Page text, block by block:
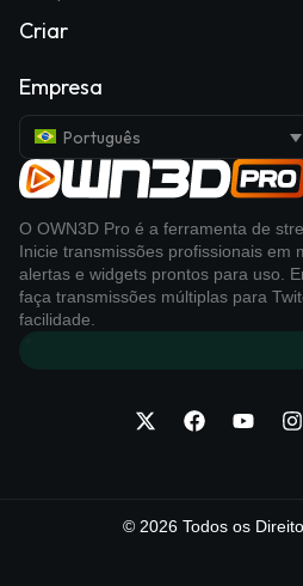
Criar
Empresa
Português
O OWN3D Pro é a ferramenta de
Inicie transmissões profissionais em
alertas e widgets prontos para uso.
faça transmissões múltiplas para
facilidade.
© 2026 Todos os